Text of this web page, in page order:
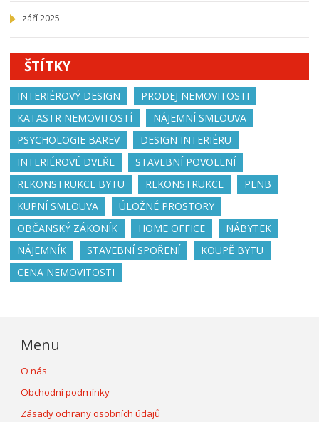
září 2025
ŠTÍTKY
INTERIÉROVÝ DESIGN
PRODEJ NEMOVITOSTI
KATASTR NEMOVITOSTÍ
NÁJEMNÍ SMLOUVA
PSYCHOLOGIE BAREV
DESIGN INTERIÉRU
INTERIÉROVÉ DVEŘE
STAVEBNÍ POVOLENÍ
REKONSTRUKCE BYTU
REKONSTRUKCE
PENB
KUPNÍ SMLOUVA
ÚLOŽNÉ PROSTORY
OBČANSKÝ ZÁKONÍK
HOME OFFICE
NÁBYTEK
NÁJEMNÍK
STAVEBNÍ SPOŘENÍ
KOUPĚ BYTU
CENA NEMOVITOSTI
Menu
O nás
Obchodní podmínky
Zásady ochrany osobních údajů